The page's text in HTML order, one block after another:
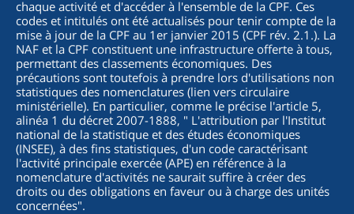
chaque activité et d'accéder à l'ensemble de la CPF. Ces
codes et intitulés ont été actualisés pour tenir compte de la
mise à jour de la CPF au 1er janvier 2015 (CPF rév. 2.1.). La
NAF et la CPF constituent une infrastructure offerte à tous,
permettant des classements économiques. Des
précautions sont toutefois à prendre lors d'utilisations non
statistiques des nomenclatures (lien vers circulaire
ministérielle). En particulier, comme le précise l'article 5,
alinéa 1 du décret 2007-1888, " L'attribution par l'Institut
national de la statistique et des études économiques
(INSEE), à des fins statistiques, d'un code caractérisant
l'activité principale exercée (APE) en référence à la
nomenclature d'activités ne saurait suffire à créer des
droits ou des obligations en faveur ou à charge des unités
concernées".